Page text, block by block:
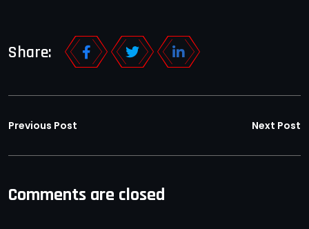
Share:
Previous Post Next Post
Comments are closed